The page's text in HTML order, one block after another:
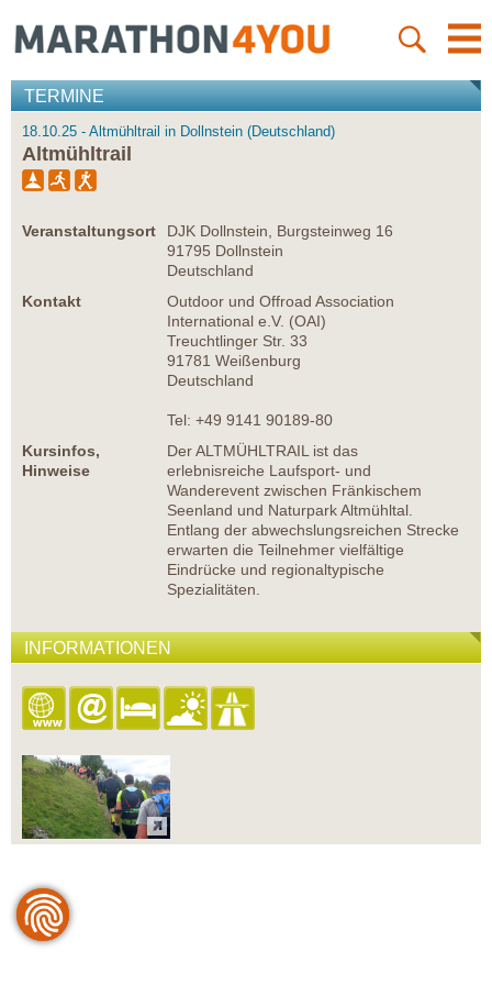
TERMINE
18.10.25 - Altmühltrail in Dollnstein (Deutschland)
Altmühltrail
Veranstaltungsort
DJK Dollnstein, Burgsteinweg 16
91795 Dollnstein
Deutschland
Kontakt
Outdoor und Offroad Association
International e.V. (OAI)
Treuchtlinger Str. 33
91781 Weißenburg
Deutschland
Tel: +49 9141 90189-80
Kursinfos,
Hinweise
Der ALTMÜHLTRAIL ist das
erlebnisreiche Laufsport- und
Wanderevent zwischen Fränkischem
Seenland und Naturpark Altmühltal.
Entlang der abwechslungsreichen Strecke
erwarten die Teilnehmer vielfältige
Eindrücke und regionaltypische
Spezialitäten.
INFORMATIONEN